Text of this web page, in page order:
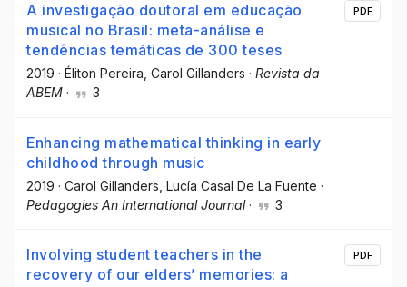
A investigação doutoral em educação
musical no Brasil: meta-análise e
tendências temáticas de 300 teses
2019 · Éliton Pereira , Carol Gillanders · Revista da
ABEM · 3
PDF
Enhancing mathematical thinking in early
childhood through music
2019 · Carol Gillanders , Lucía Casal De La Fuente ·
Pedagogies An International Journal· 3
Involving student teachers in the
recovery of our elders’ memories: a
PDF